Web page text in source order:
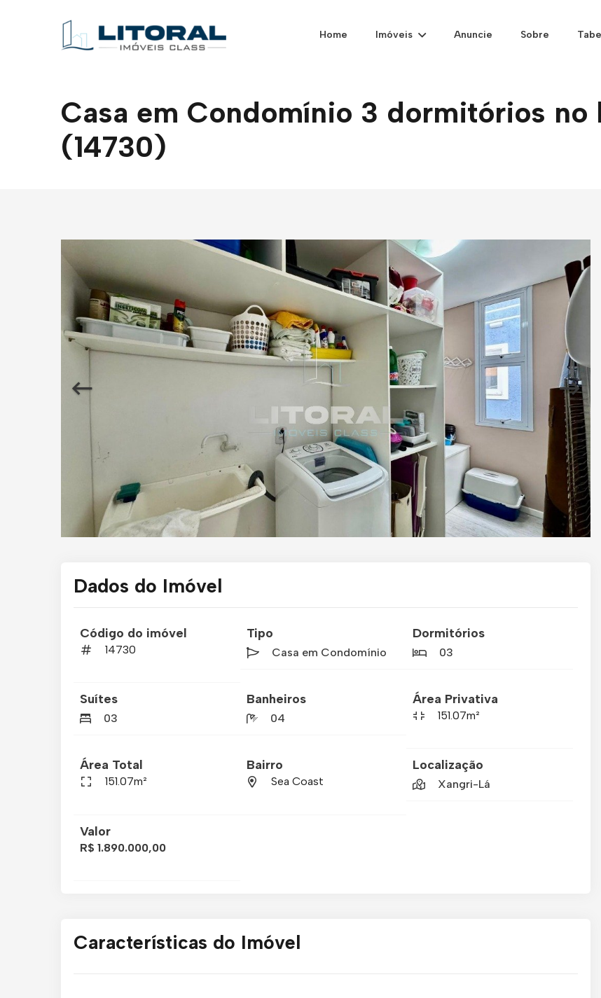
Home Imóveis Anuncie Sobre
Casa em Condomínio 3 dormitórios no
(14730)
Dados do Imóvel
Código do imóvel
14730
Tipo
Casa em Condomínio
Dormitórios
03
Suítes
03
Banheiros
04
Área Privativa
151.07m²
Área Total
151.07m²
Bairro
Sea Coast
Localização
Xangri-Lá
Valor
R$ 1.890.000,00
Características do Imóvel